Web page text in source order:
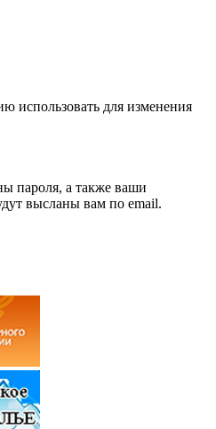
использовать для изменения
пароля, а также ваши
высланы вам по email.